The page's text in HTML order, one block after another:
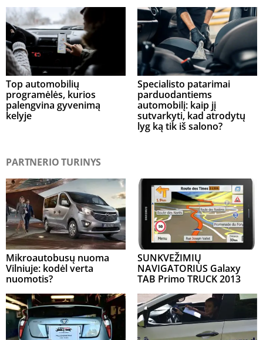
Top automobilių
programėlės, kurios
palengvina gyvenimą
kelyje
Specialisto patarimai
parduodantiems
automobilį: kaip jį
sutvarkyti, kad atrodytų
lyg ką tik iš salono?
PARTNERIO TURINYS
Mikroautobusų nuoma
Vilniuje: kodėl verta
nuomotis?
SUNKVEŽIMIŲ
NAVIGATORIUS Galaxy
TAB Primo TRUCK 2013